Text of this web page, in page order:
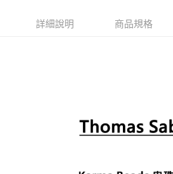
詳細說明 商品規格